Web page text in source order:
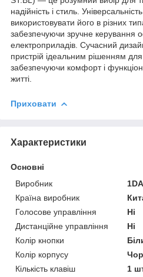
надійність і стиль.
використовувати його в різних
забезпечуючи зручне керування
електроприладів. Сучасний
пристрій ідеальним рішенням
забезпечуючи комфорт і
житті.
Приховати
Характеристики
Основні
Виробник
Країна виробник
Голосове управління
Ні
Дистанційне управління
Ні
Колір кнопки
Колір корпусу
Кількість клавіш
1